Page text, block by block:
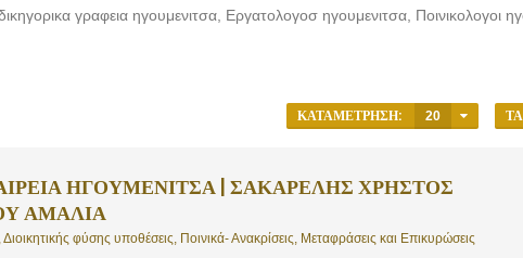
γραφεια ηγουμενιτσα, Εργατολογοσ ηγουμενιτσα, Ποινικολογοι
ΚΑΤΑΜΈΤΡΗΣΗ: 20
ΗΓΟΥΜΕΝΙΤΣΑ | ΣΑΚΑΡΕΛΗΣ ΧΡΗΣΤΟΣ
ΑΜΑΛΙΑ
φύσης υποθέσεις, Ποινικά- Ανακρίσεις, Μεταφράσεις και Επικυρώσεις